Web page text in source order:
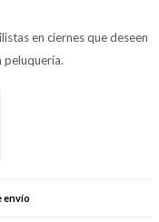
en ciernes que deseen
peluquería.
envío